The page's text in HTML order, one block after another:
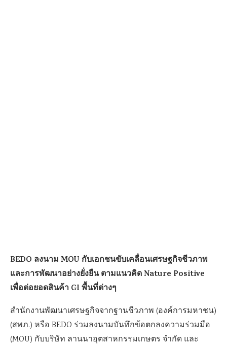
BEDO ลงนาม MOU กับเอกชนขับเคลื่อนเศรษฐกิจชีวภาพ
และการพัฒนาอย่างยั่งยืน ตามแนวคิด Nature Positive
เพื่อต่อยอดสินค้า GI พื้นที่ต่างๆ
สำนักงานพัฒนาเศรษฐกิจจากฐานชีวภาพ (องค์การมหาชน)
(สพภ.) หรือ BEDO ร่วมลงนามบันทึกข้อตกลงความร่วมมือ
(MOU) กับบริษัท ลานนาอุตสาหกรรมเกษตร จำกัด และ